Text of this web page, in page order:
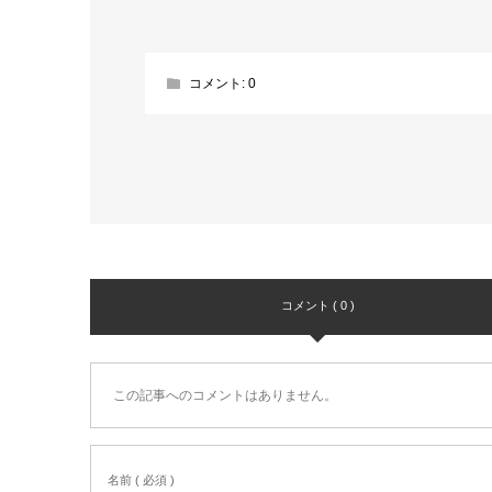
コメント: 0
コメント ( 0 )
この記事へのコメントはありません。
名前 ( 必須 )